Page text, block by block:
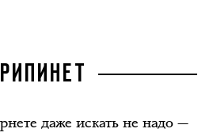
даже искать не надо —